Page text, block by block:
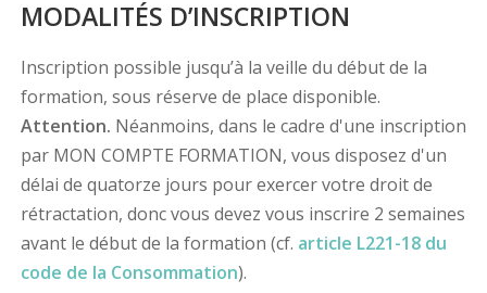
MODALITÉS D’INSCRIPTION
Inscription possible jusqu’à la veille du début de la
formation, sous réserve de place disponible.
Attention. Néanmoins, dans le cadre d'une inscription
par MON COMPTE FORMATION, vous disposez d'un
délai de quatorze jours pour exercer votre droit de
rétractation, donc vous devez vous inscrire 2 semaines
avant le début de la formation (cf. article L221-18 du
code de la Consommation).